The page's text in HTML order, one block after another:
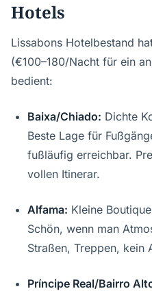
Hotels
Lissabons Hotelbestand
(€100–180/Nacht für ein
bedient:
Baixa/Chiado: Dichte
Beste Lage für
fußläufig erreichbar.
vollen Itinerar.
Alfama: Kleine
Schön, wenn man
Straßen, Treppen, kein
Príncipe Real/Bairro